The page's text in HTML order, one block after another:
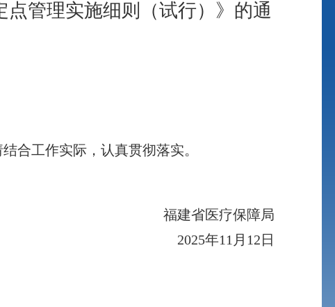
管理实施细则（试行）》的通
工作实际，认真贯彻落实。
福建省医疗保障局
2025年11月12日